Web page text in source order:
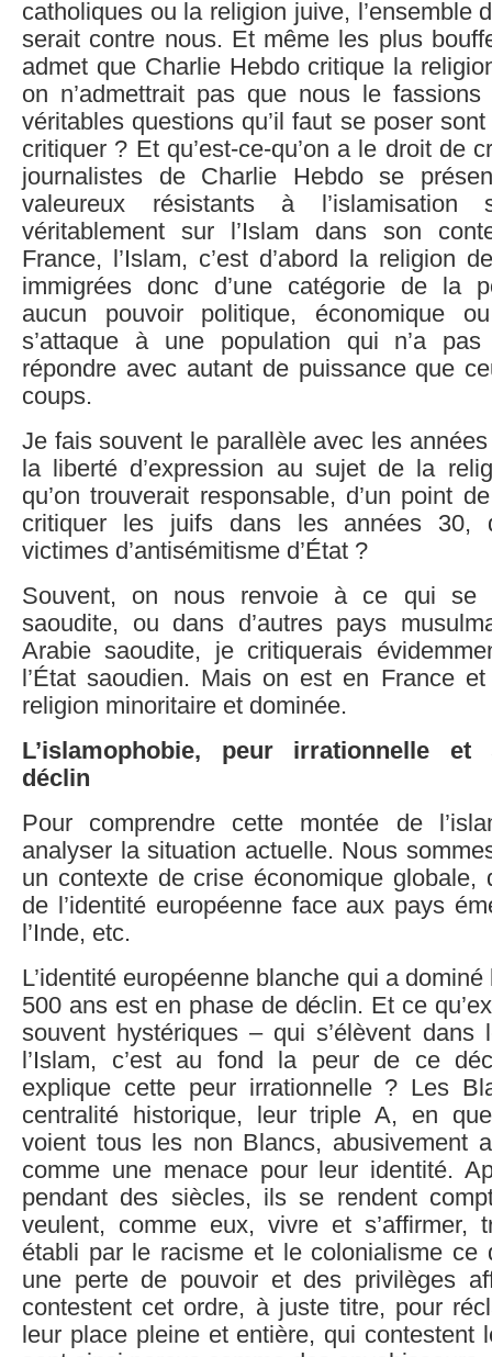
catholiques ou la religion juive, l’ensemble
serait contre nous. Et même les plus
admet que Charlie Hebdo critique la
on n’admettrait pas que nous le
véritables questions qu’il faut se poser
critiquer ? Et qu’est-ce-qu’on a le droit de
journalistes de Charlie Hebdo se
valeureux résistants à l’islamisation
véritablement sur l’Islam dans son
France, l’Islam, c’est d’abord la religion
immigrées donc d’une catégorie de la
aucun pouvoir politique, économique
s’attaque à une population qui n’a
répondre avec autant de puissance que
coups.
Je fais souvent le parallèle avec les
la liberté d’expression au sujet de la
qu’on trouverait responsable, d’un point
critiquer les juifs dans les années 30,
victimes d’antisémitisme d’État ?
Souvent, on nous renvoie à ce qui se
saoudite, ou dans d’autres pays
Arabie saoudite, je critiquerais
l’État saoudien. Mais on est en France
religion minoritaire et dominée.
L’islamophobie, peur irrationnelle et
déclin
Pour comprendre cette montée de
analyser la situation actuelle. Nous
un contexte de crise économique globale,
de l’identité européenne face aux pays
l’Inde, etc.
L’identité européenne blanche qui a
500 ans est en phase de déclin. Et ce
souvent hystériques – qui s’élèvent dans
l’Islam, c’est au fond la peur de ce
explique cette peur irrationnelle ? Les
centralité historique, leur triple A, en
voient tous les non Blancs, abusivement
comme une menace pour leur identité.
pendant des siècles, ils se rendent
veulent, comme eux, vivre et s’affirmer,
établi par le racisme et le colonialisme ce
une perte de pouvoir et des privilèges
contestent cet ordre, à juste titre, pour
leur place pleine et entière, qui contestent